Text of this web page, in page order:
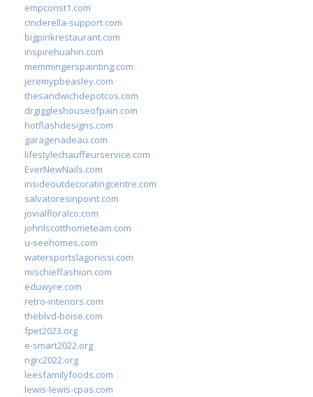
empconst1.com
cinderella-support.com
bigpinkrestaurant.com
inspirehuahin.com
memmingerspainting.com
jeremypbeasley.com
thesandwichdepotcos.com
drgiggleshouseofpain.com
hotflashdesigns.com
garagenadeau.com
lifestylechauffeurservice.com
EverNewNails.com
insideoutdecoratingcentre.com
salvatoresinpoint.com
jovialfloralco.com
johnlscotthometeam.com
u-seehomes.com
watersportslagonissi.com
mischieffashion.com
eduwyre.com
retro-interiors.com
theblvd-boise.com
fpet2023.org
e-smart2022.org
ngrc2022.org
leesfamilyfoods.com
lewis-lewis-cpas.com